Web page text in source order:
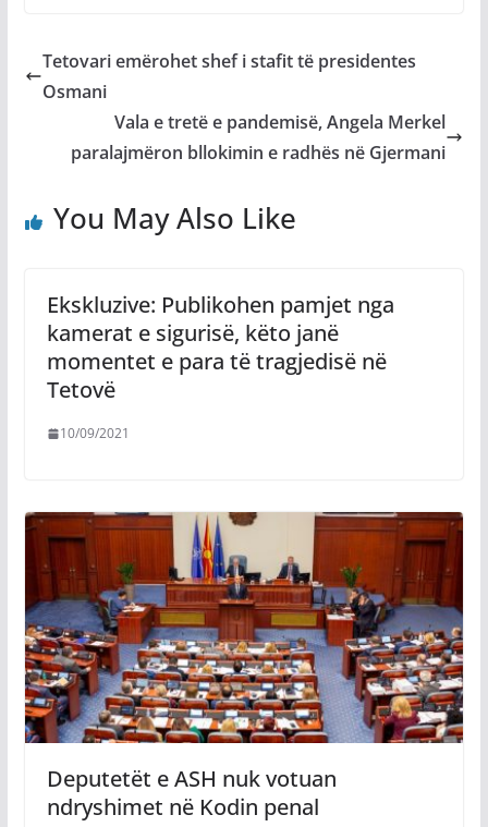
Tetovari emërohet shef i stafit të presidentes
Osmani
Vala e tretë e pandemisë, Angela Merkel
paralajmëron bllokimin e radhës në Gjermani
You May Also Like
Ekskluzive: Publikohen pamjet nga
kamerat e sigurisë, këto janë
momentet e para të tragjedisë në
Tetovë
10/09/2021
Deputetët e ASH nuk votuan
ndryshimet në Kodin penal